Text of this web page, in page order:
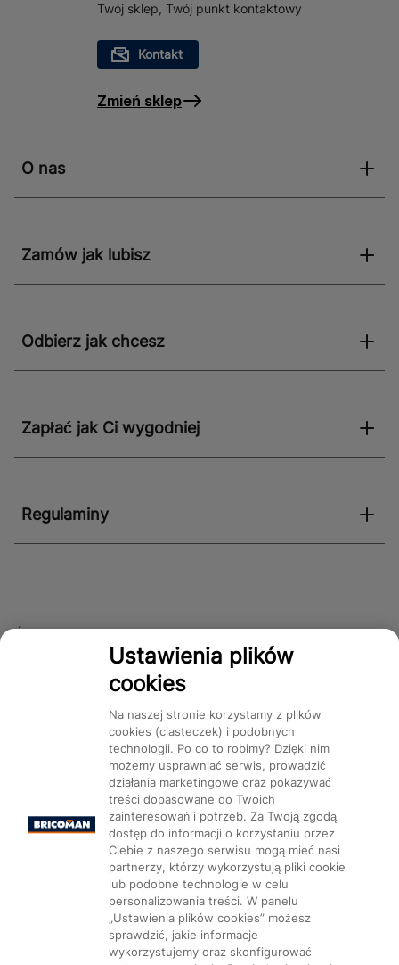
Twój sklep, Twój punkt kontaktowy
Kontakt
Zmień sklep
O nas
Zamów jak lubisz
Odbierz jak chcesz
Zapłać jak Ci wygodniej
Regulaminy
Śledź nas!
Mapa Strony: Kategorie Produkty Marki CMS
Ustawienia plików cookie
Ustawienia plików
cookies
Na naszej stronie korzystamy z plików
cookies (ciasteczek) i podobnych
technologii. Po co to robimy? Dzięki nim
możemy usprawniać serwis, prowadzić
działania marketingowe oraz pokazywać
treści dopasowane do Twoich
zainteresowań i potrzeb. Za Twoją zgodą
dostęp do informacji o korzystaniu przez
Ciebie z naszego serwisu mogą mieć nasi
partnerzy, którzy wykorzystują pliki cookie
lub podobne technologie w celu
personalizowania treści. W panelu
„Ustawienia plików cookies” możesz
sprawdzić, jakie informacje
wykorzystujemy oraz skonfigurować